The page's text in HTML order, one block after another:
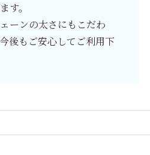
す。
ーンの太さにもこだわ
後もご安心してご利用下